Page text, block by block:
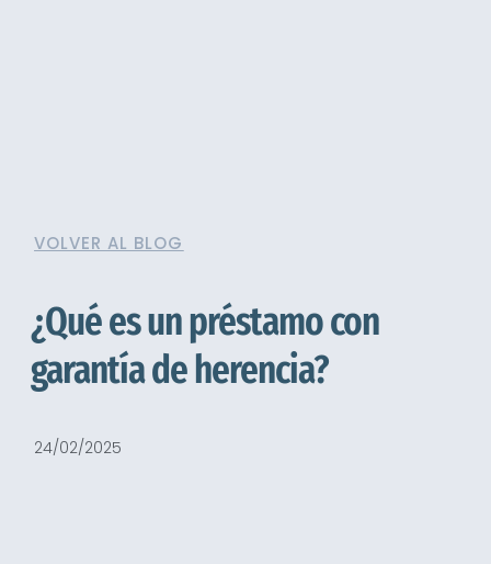
VOLVER AL BLOG
¿Qué es un préstamo con
garantía de herencia?
24/02/2025